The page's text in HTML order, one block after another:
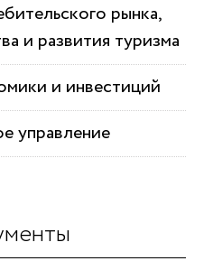
рынка,
и развития туризма
и инвестиций
управление